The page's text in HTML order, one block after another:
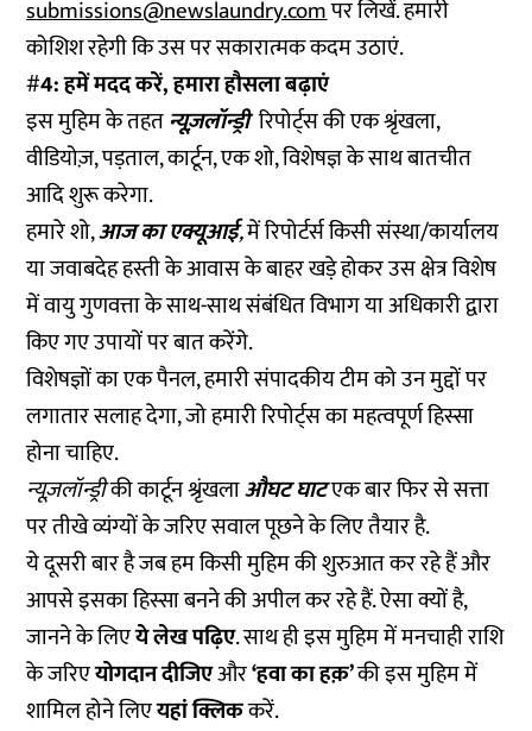
submissions@newslaundry.comपर लिखें. हमारी
कोशिश रहेगी कि उस पर सकारात्मक कदम उठाएं.
#4: हमें मदद करें, हमारा हौसला बढ़ाएं
इस मुहिम के तहतन्यूज़लॉन्ड्री रिपोर्ट्स की एक श्रृंखला,
वीडियोज़, पड़ताल, कार्टून, एक शो, विशेषज्ञ के साथ बातचीत
आदि शुरू करेगा.
हमारे शो,आज का एक्यूआई,में रिपोर्टर्स किसी संस्था/कार्यालय
या जवाबदेह हस्ती के आवास के बाहर खड़े होकर उस क्षेत्र विशेष
में वायु गुणवत्ता के साथ-साथ संबंधित विभाग या अधिकारी द्वारा
किए गए उपायों पर बात करेंगे.
विशेषज्ञों का एक पैनल, हमारी संपादकीय टीम को उन मुद्दों पर
लगातार सलाह देगा, जो हमारी रिपोर्ट्स का महत्वपूर्ण हिस्सा
होना चाहिए.
न्यूज़लॉन्ड्रीकी कार्टून श्रृंखलाऔघट घाटएक बार फिर से सत्ता
पर तीखे व्यंग्यों के जरिए सवाल पूछने के लिए तैयार है.
ये दूसरी बार है जब हम किसी मुहिम की शुरुआत कर रहे हैं और
आपसे इसका हिस्सा बनने की अपील कर रहे हैं. ऐसा क्यों है,
जानने के लिएये लेख पढ़िए. साथ ही इस मुहिम में मनचाही राशि
के जरिएयोगदान दीजिएऔर‘हवा का हक़’की इस मुहिम में
शामिल होने लिएयहां क्लिककरें.